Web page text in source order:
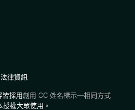
法律資訊
皆採用創用 CC 姓名標示—相同方式
授權大眾使用。